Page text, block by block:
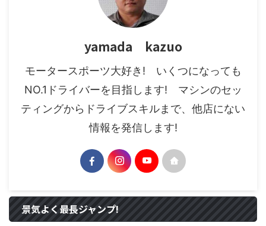
yamada kazuo
モータースポーツ大好き! いくつになっても
NO.1ドライバーを目指します! マシンのセッ
ティングからドライブスキルまで、他店にない
情報を発信します!
景気よく最長ジャンプ!